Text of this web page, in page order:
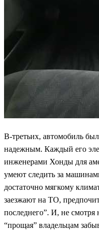
В-третьих, автомобиль
надежным. Каждый его
инженерами Хонды для
умеют следить за
достаточно мягкому
заезжают на ТО,
последнего”. И, не смотря
“прощая” владельцам